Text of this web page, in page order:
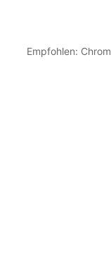
Empfohlen: